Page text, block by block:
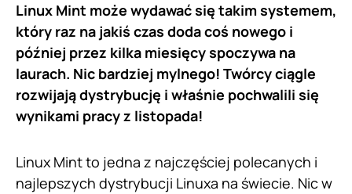
Linux Mint może wydawać się takim systemem,
który raz na jakiś czas doda coś nowego i
później przez kilka miesięcy spoczywa na
laurach. Nic bardziej mylnego! Twórcy ciągle
rozwijają dystrybucję i właśnie pochwalili się
wynikami pracy z listopada!
Linux Mint to jedna z najczęściej polecanych i
najlepszych dystrybucji Linuxa na świecie. Nic w